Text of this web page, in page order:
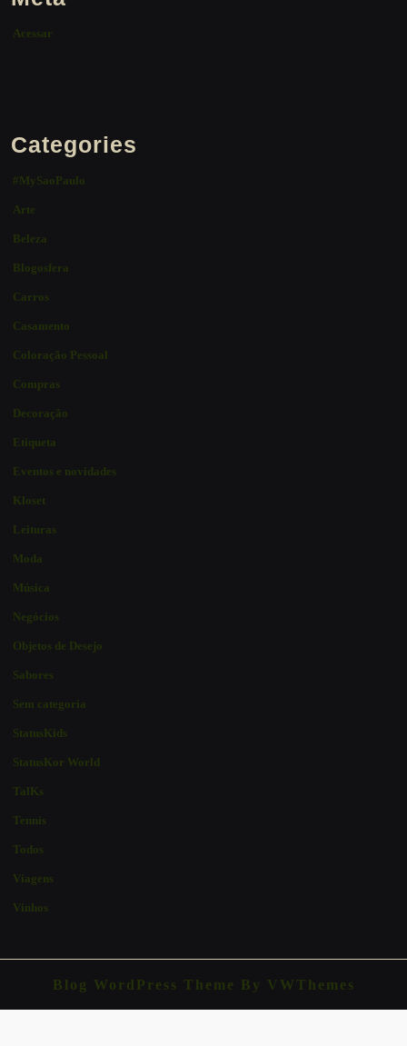
Acessar
Categories
#MySaoPaulo
Arte
Beleza
Blogosfera
Carros
Casamento
Coloração Pessoal
Compras
Decoração
Etiqueta
Eventos e novidades
Kloset
Leituras
Moda
Música
Negócios
Objetos de Desejo
Sabores
Sem categoria
StatusKids
StatusKor World
TalKs
Tennis
Todos
Viagens
Vinhos
Blog WordPress Theme By VWThemes